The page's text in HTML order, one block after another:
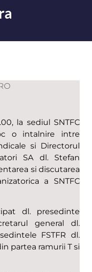
la sediul SNTFC
o intalnire intre
si Directorul
SA dl. Stefan
si discutarea
a SNTFC
dl. presedinte
general dl.
FSTFR dl.
partea ramurii T si